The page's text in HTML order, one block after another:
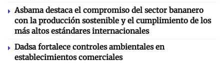
Asbama destaca el compromiso del sector bananero
con la producción sostenible y el cumplimiento de los
más altos estándares internacionales
Dadsa fortalece controles ambientales en
establecimientos comerciales